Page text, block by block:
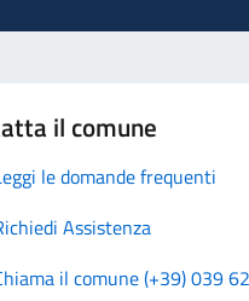
il comune
le domande frequenti
Assistenza
il comune (+39) 039